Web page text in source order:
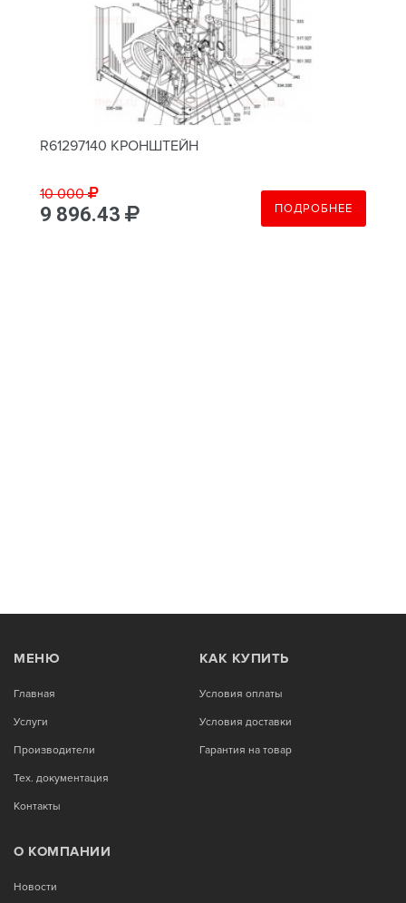
R61297140 КРОНШТЕЙН
10 000
9 896.43 ПОДРОБНЕЕ
МЕНЮ
Главная
Услуги
Производители
Тех. документация
Контакты
КАК КУПИТЬ
Условия оплаты
Условия доставки
Гарантия на товар
О КОМПАНИИ
Новости